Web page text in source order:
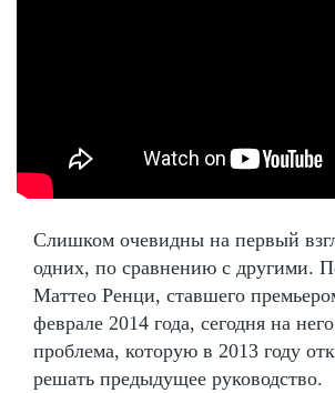
Слишком очевидны на первый
одних, по сравнению с другими.
Маттео Ренци, ставшего
феврале 2014 года, сегодня на
проблема, которую в 2013 году
решать предыдущее руководство.